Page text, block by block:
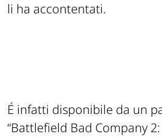
li ha accontentati.
É infatti disponibile da un
“Battlefield Bad Company